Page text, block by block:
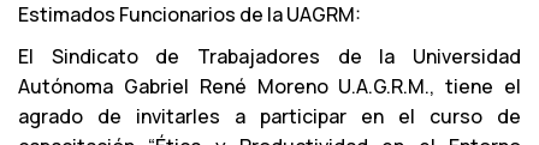
Estimados Funcionarios de la UAGRM:
El Sindicato de Trabajadores de la Universidad
Autónoma Gabriel René Moreno U.A.G.R.M., tiene el
agrado de invitarles a participar en el curso de